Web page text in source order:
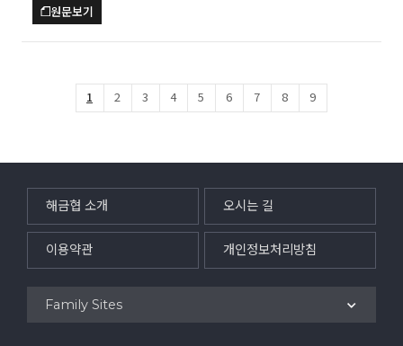
원문보기
1 2 3 4 5 6 7 8 9
해금협 소개 오시는 길
이용약관 개인정보처리방침
Family Sites